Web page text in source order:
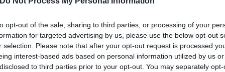
opt-out of the sale, sharing to third parties, or processing of your
for targeted advertising by us, please use the below opt-out
selection. Please note that after your opt-out request is processed
interest-based ads based on personal information utilized by us
to third parties prior to your opt-out. You may separately
κάποιον συγκεκριμένο παίκτη,
με το staff της ομάδας για να τους
βρίσκονται ψηλά στη λίστα τους είναι οι
Μπάτλεραπό πλευράς Ερυθρού Αστέρα.